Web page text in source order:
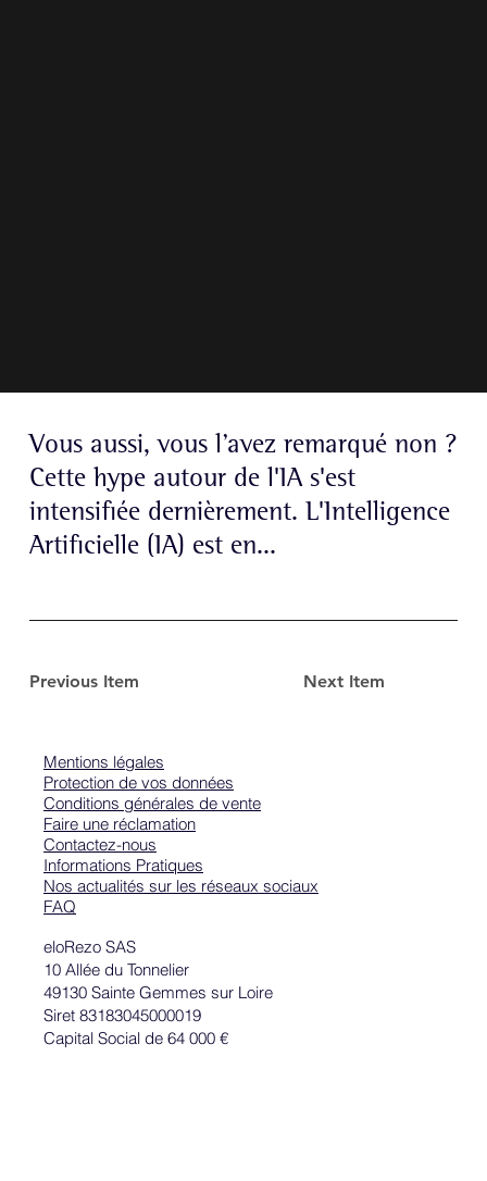
Previous Item Next Item
Vous aussi, vous l’avez remarqué non ?
Cette hype autour de l'IA s'est
intensifiée dernièrement. L'Intelligence
Artificielle (IA) est en...
eloRezo SAS
10 Allée du Tonnelier
49130 Sainte Gemmes sur Loire
Siret 83183045000019
Capital Social de 64 000 €
Mentions légales
Protection de vos données
Conditions générales de vente
Faire une réclamation
Contactez-nous
Informations Pratiques
Nos actualités sur les réseaux sociaux
FAQ